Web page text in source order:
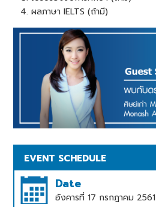
ผลภาษา IELTS (ถ้ามี)
EVENT SCHEDULE
Date
อังคารที่ 17 กรกฎาคม 2561